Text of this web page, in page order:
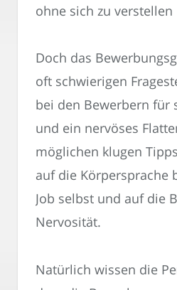
ohne sich zu verstellen
Doch das
oft schwierigen
bei den Bewerbern für
und ein nervöses
möglichen klugen
auf die Körpersprache
Job selbst und auf die
Nervosität.
Natürlich wissen die